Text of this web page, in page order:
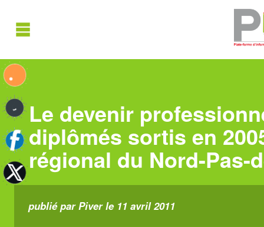
Le devenir
diplômés sortis en
régional du Nord-Pas-
publié par Piver le 11 avril 2011